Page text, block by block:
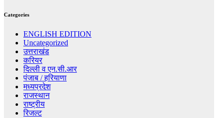
Categories
ENGLISH EDITION
Uncategorized
उत्तराखंड
करियर
दिल्ली व एन.सी.आर
पंजाब / हरियाणा
मध्यप्रदेश
राजस्थान
राष्ट्रीय
रिजल्ट